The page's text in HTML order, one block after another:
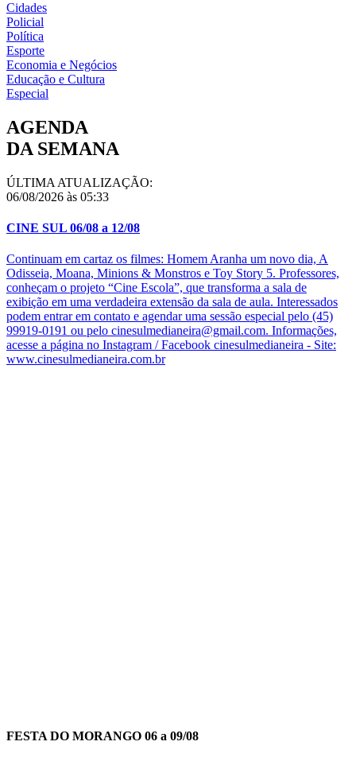
Cidades
Policial
Política
Esporte
Economia e Negócios
Educação e Cultura
Especial
AGENDA
DA SEMANA
ÚLTIMA ATUALIZAÇÃO:
06/08/2026 às 05:33
CINE SUL 06/08 a 12/08
Continuam em cartaz os filmes: Homem Aranha um novo dia, A
Odisseia, Moana, Minions & Monstros e Toy Story 5. Professores,
conheçam o projeto “Cine Escola”, que transforma a sala de
exibição em uma verdadeira extensão da sala de aula. Interessados
podem entrar em contato e agendar uma sessão especial pelo (45)
99919-0191 ou pelo cinesulmedianeira@gmail.com. Informações,
acesse a página no Instagram / Facebook cinesulmedianeira - Site:
www.cinesulmedianeira.com.br
FESTA DO MORANGO 06 a 09/08